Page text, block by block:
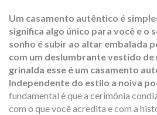
Um casamento autêntico é
significa algo único para você e o
sonho é subir ao altar embalada
com um deslumbrante vestido de
grinalda esse é um casamento
Independente do estilo a noiva
fundamental é que a cerimônia
com o que você acredita e com a